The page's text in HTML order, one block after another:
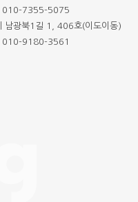
010-7355-5075
남광북1길 1, 406호(이도이동)
010-9180-3561